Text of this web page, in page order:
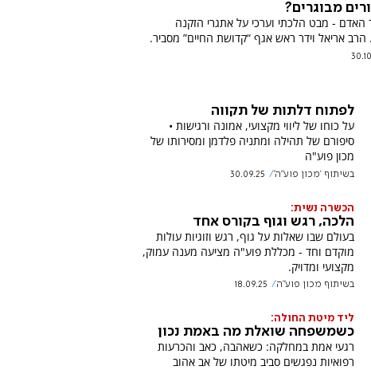
מבוגרים?
האדם - מבט הלכתי וערכי על אתגרי הזקנה
אריאל וידר ראש אגף “קדושת החיים” מסביר.
לפתוח דלתות של תקווה
על כוחו של ליווי מקצועי, אמונה ורגישות •
סיפורם של תהילה ומתניה פלדמן ומסירותו של
מכון פוע"ה
בשיתוף 'מכון פוע''ה' 30.09.25
הכשרה נשית:
הלכה, רגש וגוף בקורס אחד
בעולם שבו שאלות על גוף, רגש וזוגיות עולות
מוקדם וחד - מכללת פוע"ה מציעה מענה עמוק,
מקצועי ומדויק.
בשיתוף מכון פוע''ה 18.09.25
ליד מיטת החולה:
כשמשפחה שואלת מה באמת נכון
רגעי אמת במחלקה: כשאהבה, כאב והכרעות
רפואיות נפגשים סביב מיטתו של אב אהוב